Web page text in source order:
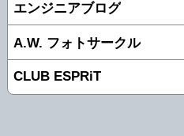
エンジニアブログ
A.W. フォトサークル
CLUB ESPRiT